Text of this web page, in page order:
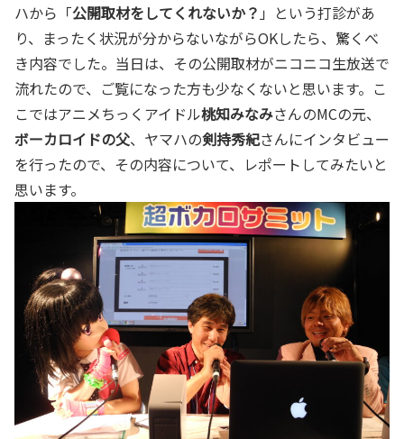
ハから「公開取材をしてくれないか？ 」という打診があ
り、まったく状況が分からないながらOKしたら、驚くべ
き内容でした。当日は、その公開取材がニコニコ生放送で
流れたので、ご覧になった方も少なくないと思います。こ
こではアニメちっくアイドル桃知みなみさんのMCの元、
ボーカロイドの父、ヤマハの剣持秀紀さんにインタビュー
を行ったので、その内容について、レポートしてみたいと
思います。